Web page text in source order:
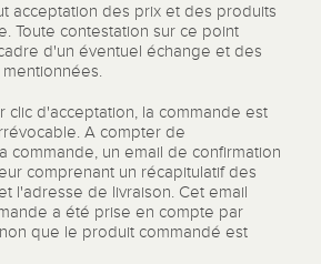
acceptation des prix et des produits
Toute contestation sur ce point
d'un éventuel échange et des
clic d'acceptation, la commande est
A compter de
commande, un email de confirmation
comprenant un récapitulatif des
l'adresse de livraison. Cet email
a été prise en compte par
que le produit commandé est